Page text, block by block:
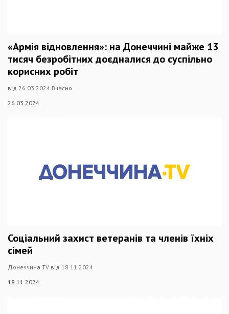
«Армія відновлення»: на Донеччині майже 13
тисяч безробітних доєдналися до суспільно
корисних робіт
від 26.03.2024 Вчасно
26.03.2024
Соціальний захист ветеранів та членів їхніх
сімей
Донеччина TV від 18.11.2024
18.11.2024